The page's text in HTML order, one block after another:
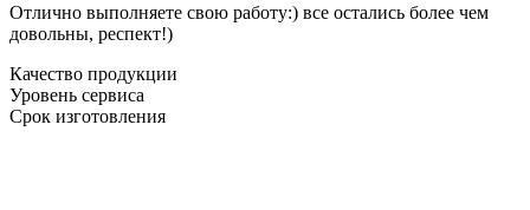
Отлично выполняете свою работу:) все остались более чем
довольны, респект!)
Качество продукции
Уровень сервиса
Срок изготовления